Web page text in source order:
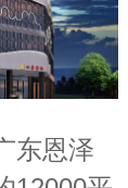
东恩泽